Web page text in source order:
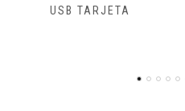
USB TARJETA